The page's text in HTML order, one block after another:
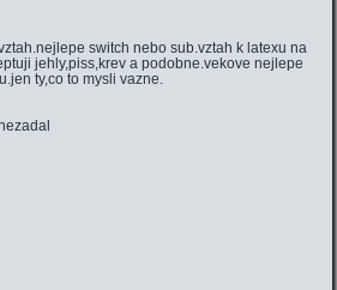
switch nebo sub.vztah k latexu na
jehly,piss,krev a podobne.vekove nejlepe
ty,co to mysli vazne.